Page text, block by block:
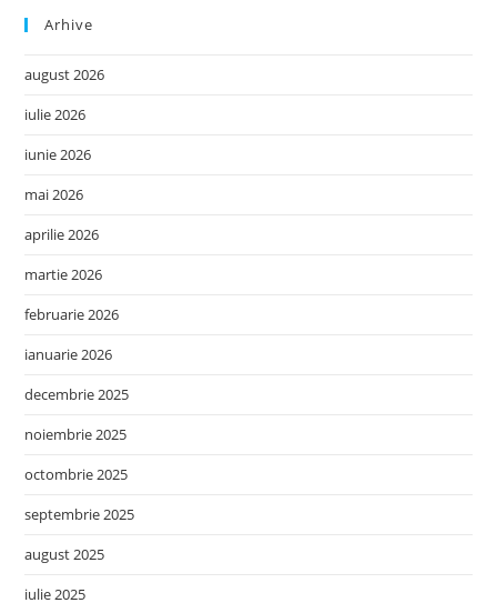
Arhive
august 2026
iulie 2026
iunie 2026
mai 2026
aprilie 2026
martie 2026
februarie 2026
ianuarie 2026
decembrie 2025
noiembrie 2025
octombrie 2025
septembrie 2025
august 2025
iulie 2025